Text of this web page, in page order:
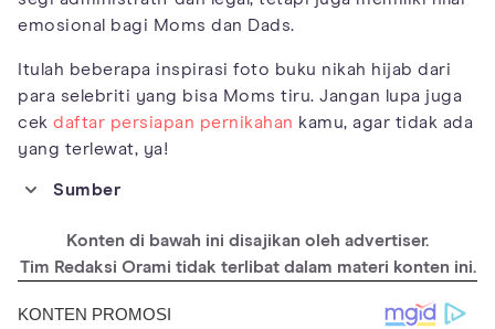
emosional bagi Moms dan Dads.
Itulah beberapa inspirasi foto buku nikah hijab dari
para selebriti yang bisa Moms tiru. Jangan lupa juga
cek daftar persiapan pernikahan kamu, agar tidak ada
yang terlewat, ya!
Sumber
foto-bagi-calon-pengantin-begini-penjelasan-staf-kua-tanete-
Konten di bawah ini disajikan oleh advertiser.
Tim Redaksi Orami tidak terlibat dalam materi konten ini.